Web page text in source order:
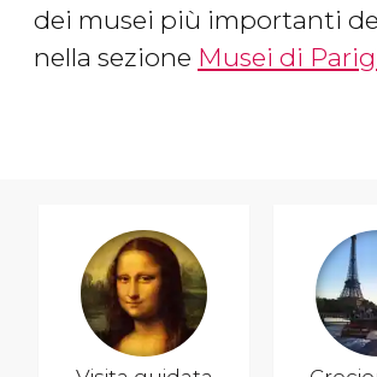
dei musei più importanti
nella sezione Musei di